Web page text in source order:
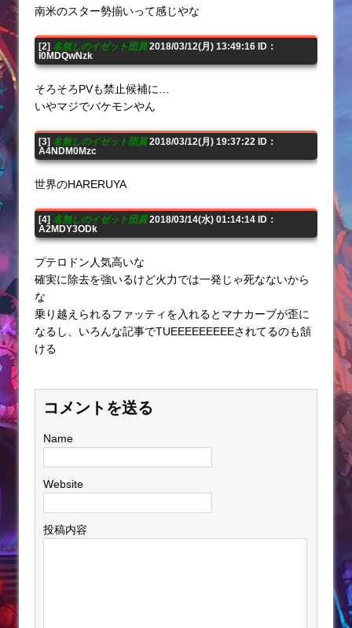
南米のスター勢揃いって感じやな
[2] 名無しのイゼット団員2018/03/12(月) 13:49:16 ID：
I0MDQwNzk
そろそろPVも禁止候補に…
いやマジでバケモンやん
[3] 名無しのイゼット団員2018/03/12(月) 19:37:22 ID：
A4NDM0Mzc
世界のHARERUYA
[4] 名無しのイゼット団員2018/03/14(水) 01:14:14 ID：
A2MDY3ODk
プテロドン人気高いな
確実に除去を強いるけど火力では一発じゃ死なないから
な
乗り越えられるファッティを入れるとマナカーブが歪に
なるし、いろんな記事でTUEEEEEEEEEされてるのも頷
ける
コメントを送る
Name
Website
投稿内容